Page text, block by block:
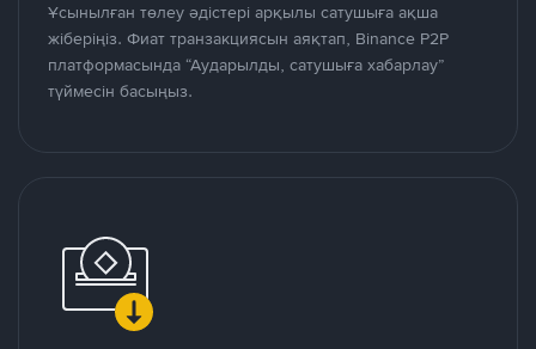
Ұсынылған төлеу әдістері арқылы сатушыға ақша
жіберіңіз. Фиат транзакциясын аяқтап, Binance P2P
платформасында “Аударылды, сатушыға хабарлау”
түймесін басыңыз.